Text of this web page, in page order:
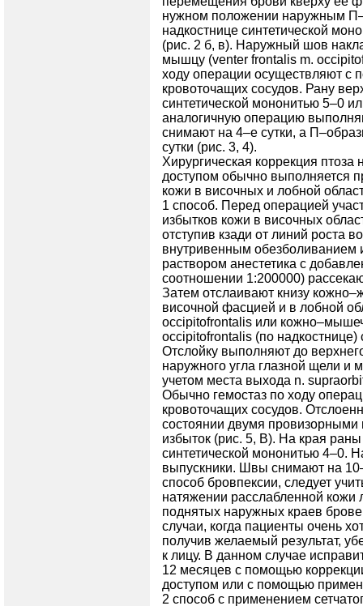
нужном положении наружным
надкостнице синтетической
(рис. 2 б, в). Наружный шов
мышцу (venter frontalis m.
ходу операции осуществляют с
кровоточащих сосудов. Рану
синтетической мононитью 5–0
аналогичную операцию
снимают на 4–е сутки, а
сутки (рис. 3, 4).
Хирургическая коррекция
доступом обычно выполняется
кожи в височных и лобной
1 способ. Перед операцией
избытков кожи в височных
отступив кзади от линий роста
внутривенным обезболиванием
раствором анестетика с
соотношении 1:200000)
Затем отслаивают книзу
височной фасцией и в лобной
occipitofrontalis или
occipitofrontalis (по
Отслойку выполняют до
наружного угла глазной щели и
учетом места выхода n.
Обычно гемостаз по ходу
кровоточащих сосудов.
состоянии двумя провизорными
избыток (рис. 5, В). На края
синтетической мононитью 4–0.
выпускники. Швы снимают на
способ бровпексии, следует
натяжении расслабленной
поднятых наружных краев
случаи, когда пациенты очень
получив желаемый результат,
к лицу. В данном случае
12 месяцев с помощью
доступом или с помощью
2 способ с применением